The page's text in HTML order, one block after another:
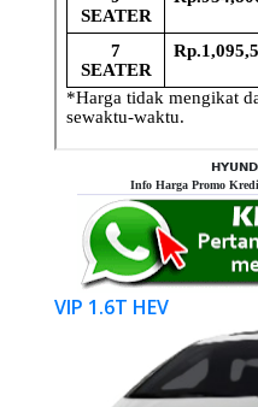
Info Harga Promo
VIP 1.6T HEV